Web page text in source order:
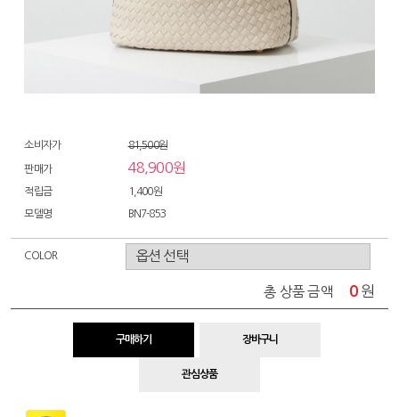
소비자가 81,500원
판매가 48,900원
적립금 1,400원
모델명 BN7-853
COLOR
총 상품 금액 0 원
구매하기 장바구니
관심상품